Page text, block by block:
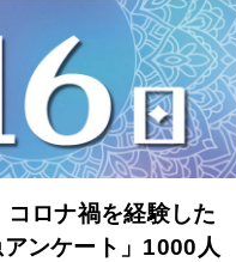
コロナ禍を経験した
アンケート」1000人